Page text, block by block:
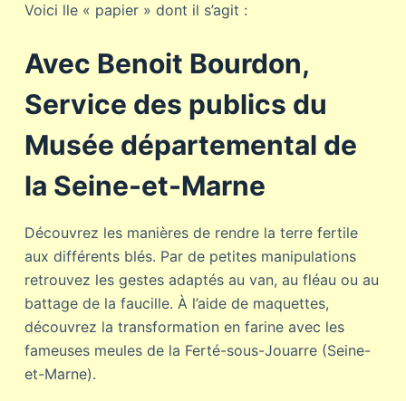
Voici lle « papier » dont il s’agit :
Avec Benoit Bourdon,
Service des publics du
Musée départemental de
la Seine-et-Marne
Découvrez les manières de rendre la terre fertile
aux différents blés. Par de petites manipulations
retrouvez les gestes adaptés au van, au fléau ou au
battage de la faucille. À l’aide de maquettes,
découvrez la transformation en farine avec les
fameuses meules de la Ferté-sous-Jouarre (Seine-
et-Marne).